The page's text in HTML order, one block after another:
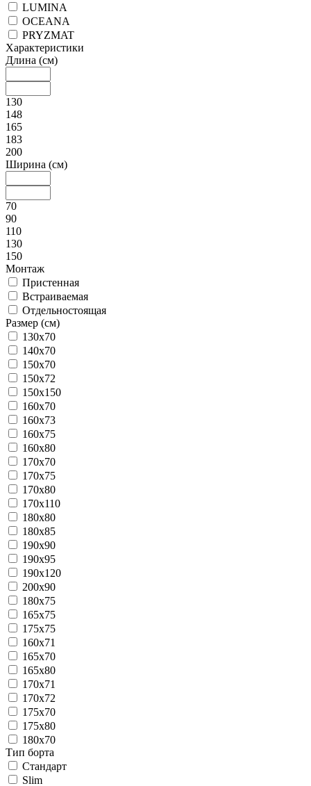
LUMINA
OCEANA
PRYZMAT
Характеристики
Длина (см)
130
148
165
183
200
Ширина (см)
70
90
110
130
150
Монтаж
Пристенная
Встраиваемая
Отдельностоящая
Размер (см)
130х70
140х70
150х70
150х72
150х150
160х70
160х73
160х75
160х80
170х70
170х75
170x80
170х110
180х80
180х85
190х90
190х95
190х120
200х90
180х75
165х75
175х75
160х71
165х70
165х80
170х71
170х72
175х70
175х80
180х70
Тип борта
Стандарт
Slim